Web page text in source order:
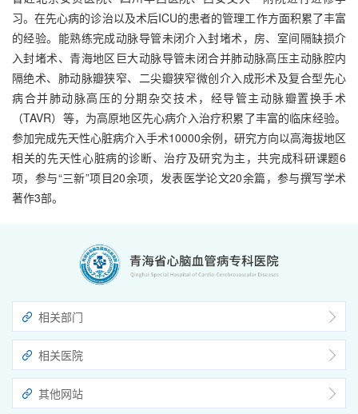
习。在先心病的诊治以及术后ICU的患者的管理工作方面积累了丰富
的经验。能熟练完成动脉导管未闭介入封堵术，房、室间隔缺损介
入封堵术、青海地区巨大动脉导管未闭合并肺动脉高压主动脉腔内
隔绝术、肺动脉瓣狭窄、二尖瓣狭窄微创介入成形术及复合型先心
病合并肺动脉高压的分期杂交技术，经导管主动脉瓣置换手术
（TAVR）等，为高原地区先心病介入治疗积累了丰富的临床经验。
参加完成先天性心脏病介入手术10000余例，研究方向以高海拔地区
相关的先天性心脏病的诊断、治疗及研究为主，共完成科研课题6
项，参与“三新”项目20余项，发表医学论文20余篇，参与撰写学术
著作3部。
相关部门
相关医院
其他网站